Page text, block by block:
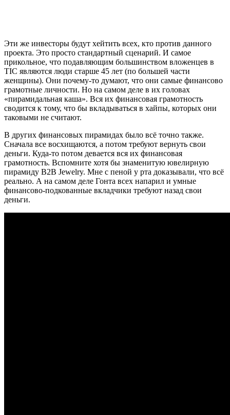
Эти же инвесторы будут хейтить всех, кто против данного
проекта. Это просто стандартный сценарий. И самое
прикольное, что подавляющим большинством вложенцев в
TIC являются люди старше 45 лет (по большей части
женщины). Они почему-то думают, что они самые финансово
грамотные личности. Но на самом деле в их головах
«пирамидальная каша». Вся их финансовая грамотность
сводится к тому, что бы вкладываться в хайпы, которых они
таковыми не считают.
В других финансовых пирамидах было всё точно также.
Сначала все восхищаются, а потом требуют вернуть свои
деньги. Куда-то потом девается вся их финансовая
грамотность. Вспомните хотя бы знаменитую ювелирную
пирамиду B2B Jewelry. Мне с пеной у рта доказывали, что всё
реально. А на самом деле Гонта всех напарил и умные
финансово-подкованные вкладчики требуют назад свои
деньги.